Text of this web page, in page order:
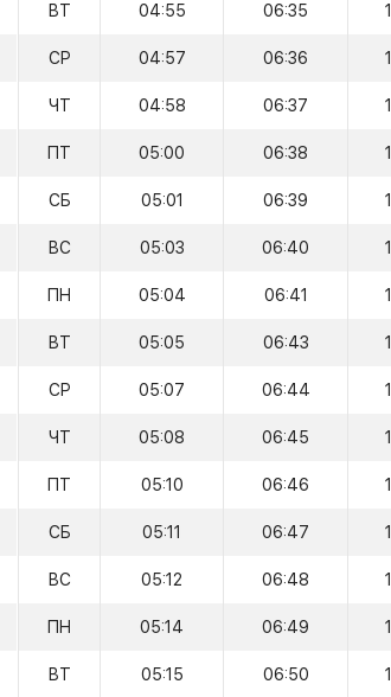
ВТ 04:55 06:35
СР 04:57 06:36
ЧТ 04:58 06:37
ПТ 05:00 06:38
СБ 05:01 06:39
ВС 05:03 06:40
ПН 05:04 06:41
ВТ 05:05 06:43
СР 05:07 06:44
ЧТ 05:08 06:45
ПТ 05:10 06:46
СБ 05:11 06:47
ВС 05:12 06:48
ПН 05:14 06:49
ВТ 05:15 06:50